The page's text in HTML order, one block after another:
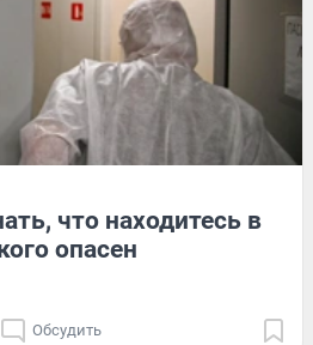
что находитесь в
опасен
Обсудить